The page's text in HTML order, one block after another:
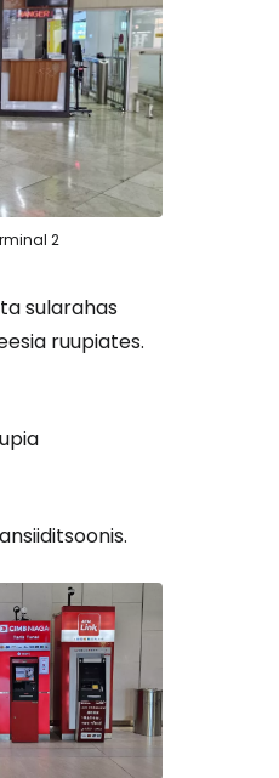
2
sularahas
ruupiates.